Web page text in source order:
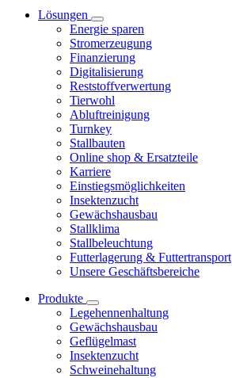
Lösungen
Energie sparen
Stromerzeugung
Finanzierung
Digitalisierung
Reststoffverwertung
Tierwohl
Abluftreinigung
Turnkey
Stallbauten
Online shop & Ersatzteile
Karriere
Einstiegsmöglichkeiten
Insektenzucht
Gewächshausbau
Stallklima
Stallbeleuchtung
Futterlagerung & Futtertransport
Unsere Geschäftsbereiche
Produkte
Legehennenhaltung
Gewächshausbau
Geflügelmast
Insektenzucht
Schweinehaltung